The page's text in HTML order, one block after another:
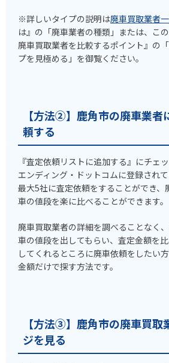
※詳しいタイプの説明は廃車買取業者
は』の「廃車業者の種類」または、こ
廃車買取業者を比較するポイント』の
プを見極める」を御覧ください。
【方法②】鹿角市の廃車業者
頼する
『査定依頼リストに追加する』にチェ
エンディング・ドットコムに登録され
最大5社に査定依頼をすることができ、
車の値段を楽に比べることができます。
廃車買取業者の詳細を調べることなく
車の値段を出してもらい、査定金額を
してくれるところに廃車依頼をしたい
金額だけで探す方法です。
【方法③】鹿角市の廃車買取
ジを見る